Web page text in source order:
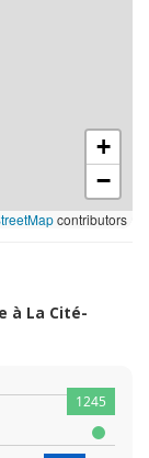
+
−
contributors
à La Cité-
1245